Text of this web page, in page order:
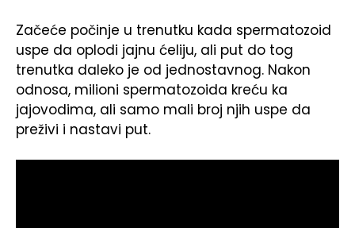
Začeće počinje u trenutku kada spermatozoid
uspe da oplodi jajnu ćeliju, ali put do tog
trenutka daleko je od jednostavnog. Nakon
odnosa, milioni spermatozoida kreću ka
jajovodima, ali samo mali broj njih uspe da
preživi i nastavi put.